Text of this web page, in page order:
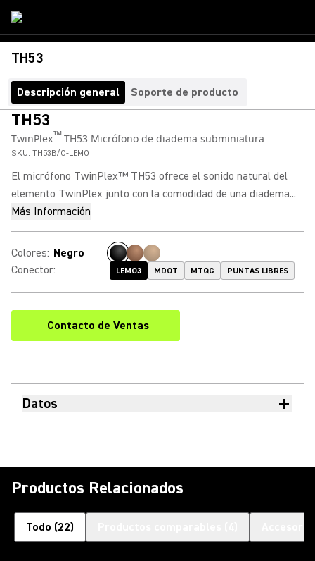
TH53
Descripción general Soporte de producto
TH53
TwinPlex™TH53 Micrófono de diadema subminiatura
SKU: TH53B/O-LEMO
El micrófono TwinPlex™ TH53 ofrece el sonido natural del
elemento TwinPlex junto con la comodidad de una diadema...
Más Información
Colores: Negro
Conector: LEMO3 MDOT MTQG PUNTAS LIBRES
Contacto de Ventas
Datos
Productos Relacionados
Todo (22)